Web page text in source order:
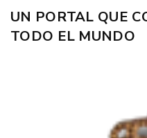
UN PORTAL QUE
TODO EL MUNDO